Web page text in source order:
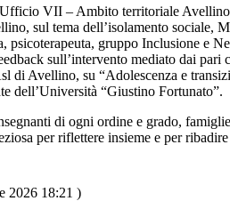
VII – Ambito territoriale
sul tema dell’isolamento
psicoterapeuta, gruppo Inclusione e
sull’intervento mediato dai
di Avellino, su “Adolescenza e
dell’Università “Giustino Fortunato”.
di ogni ordine e grado,
per riflettere insieme e per
2026 18:21 )